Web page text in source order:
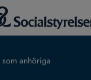
anhöriga